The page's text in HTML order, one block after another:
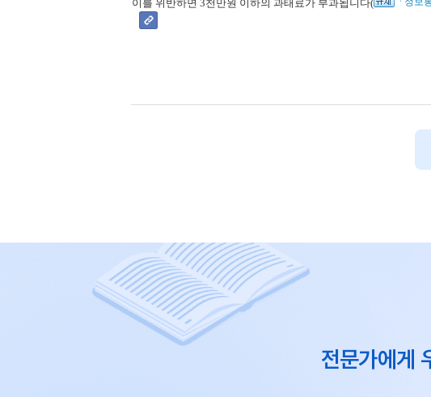
이를 위반하면 3천만원 이하의 과태료가 부과됩니다(
전문가에게